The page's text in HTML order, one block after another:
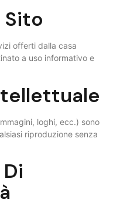
Sito
offerti dalla casa
a uso informativo e
loghi, ecc.) sono
riproduzione senza